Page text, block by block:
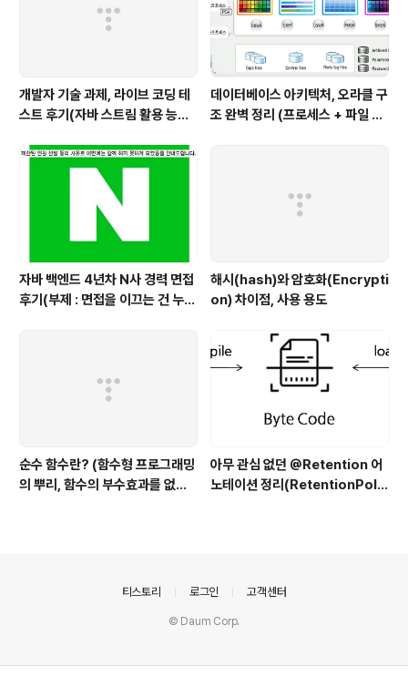
개발자 기술 과제, 라이브 코딩 테
스트 후기(자바 스트림 활용 능력
데이터베이스 아키텍처, 오라클 구
조 완벽 정리 (프로세스 + 파일 구
자바 백엔드 4년차 N사 경력 면접
후기(부제 : 면접을 이끄는 건 누구
해시(hash)와 암호화(Encrypti
on) 차이점, 사용 용도
순수 함수란? (함수형 프로그래밍
의 뿌리, 함수의 부수효과를 없앤
아무 관심 없던 @Retention 어
노테이션 정리(RetentionPolic
티스토리 로그인 고객센터
© Daum Corp.